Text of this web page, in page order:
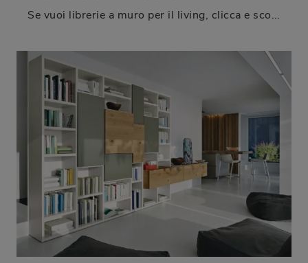
Se vuoi librerie a muro per il living, clicca e scopri le nostre soluzioni moderne: il modello Modo Comp M6C70 Sangiacomo ti aspetta!